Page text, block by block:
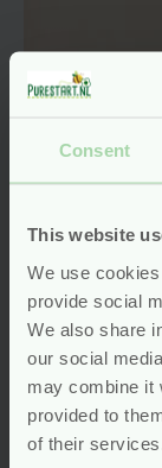
Consent
This website
We use
provide social
We also share
our social
may combine it
provided to
of their services.
Wasbare
–
– 70×140
Grünspecht
Gewaardeerd
5